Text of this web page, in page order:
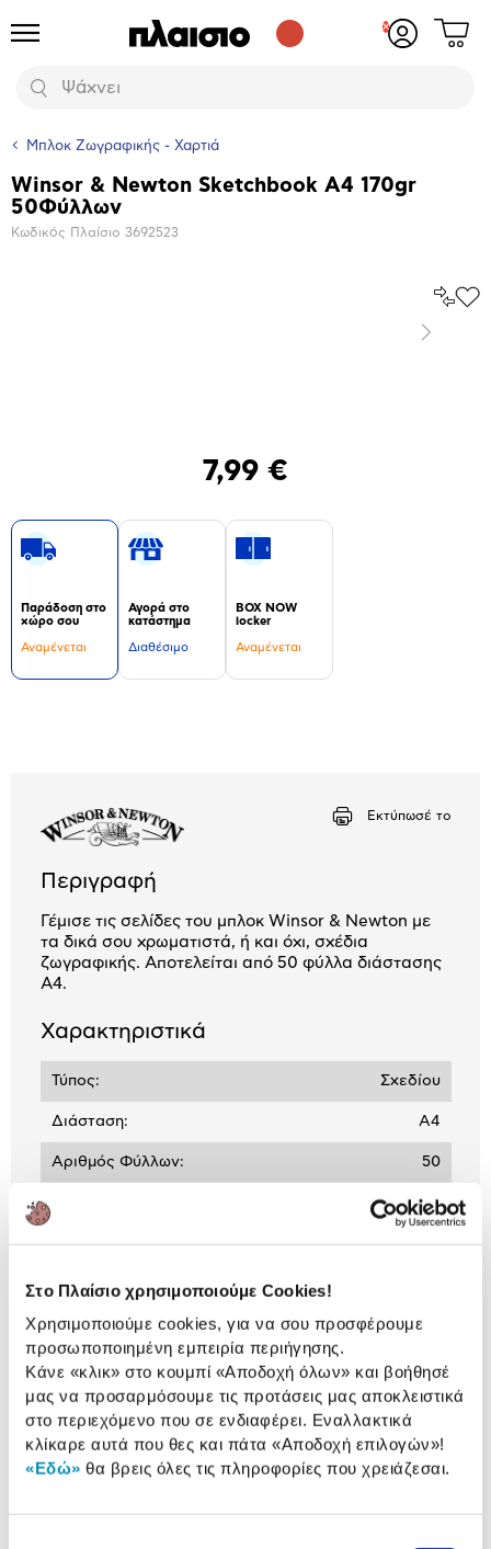
Στο Πλαίσιο χρησιμοποιούμε Cookies!
Χρησιμοποιούμε cookies, για να σου προσφέρουμε
προσωποποιημένη εμπειρία περιήγησης.
Κάνε «κλικ» στο κουμπί «Αποδοχή όλων» και βοήθησέ
μας να προσαρμόσουμε τις προτάσεις μας αποκλειστικά
στο περιεχόμενο που σε ενδιαφέρει. Εναλλακτικά
κλίκαρε αυτά που θες και πάτα «Αποδοχή επιλογών»!
«Εδώ» θα βρεις όλες τις πληροφορίες που χρειάζεσαι.
Προϊόντα
Αναζήτηση
Δες
Μπλοκ Ζωγραφικής - Χαρτιά
Βασικά
χαρακτηριστικά
Winsor & Newton Sketchbook A4 170gr
50Φύλλων
Κωδικός Πλαίσιο 3692523
Επόμενο
7,99 €
Παράδοση στο
χώρο σου
Αναμένεται
Αγορά στο
κατάστημα
Διαθέσιμο
BOX NOW
locker
Αναμένεται
Εκτύπωσέ το
Περιγραφή
Γέμισε τις σελίδες του μπλοκ Winsor & Newton με
τα δικά σου χρωματιστά, ή και όχι, σχέδια
ζωγραφικής. Αποτελείται από 50 φύλλα διάστασης
Α4.
Χαρακτηριστικά
Τύπος: Σχεδίου
Διάσταση: A4
Αριθμός Φύλλων: 50
Αναλυτική
παρουσίαση
Προδιαγραφές
προϊόντος
Χαρακτηριστικά
Αξιολογήσεις
Αξιολογήσεις